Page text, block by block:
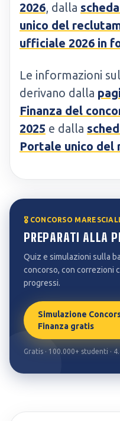
2026, dalla
unico del
ufficiale 2026 in
Le informazioni
derivano dalla
Finanza del
2025 e dalla
Portale unico del
🎖️ CONCORSO
PREPARATI ALLA
Quiz e simulazioni sulla
concorso, con correzioni
progressi.
Simulazione
Finanza gratis
Gratis · 100.000+ studenti ·